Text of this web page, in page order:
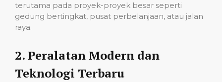
terutama pada proyek-proyek besar seperti
gedung bertingkat, pusat perbelanjaan, atau jalan
raya.
2. Peralatan Modern dan
Teknologi Terbaru